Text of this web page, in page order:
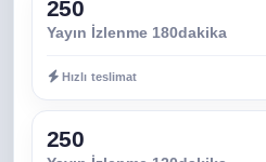
250
Yayın İzlenme 180dakika
Hızlı teslimat
250